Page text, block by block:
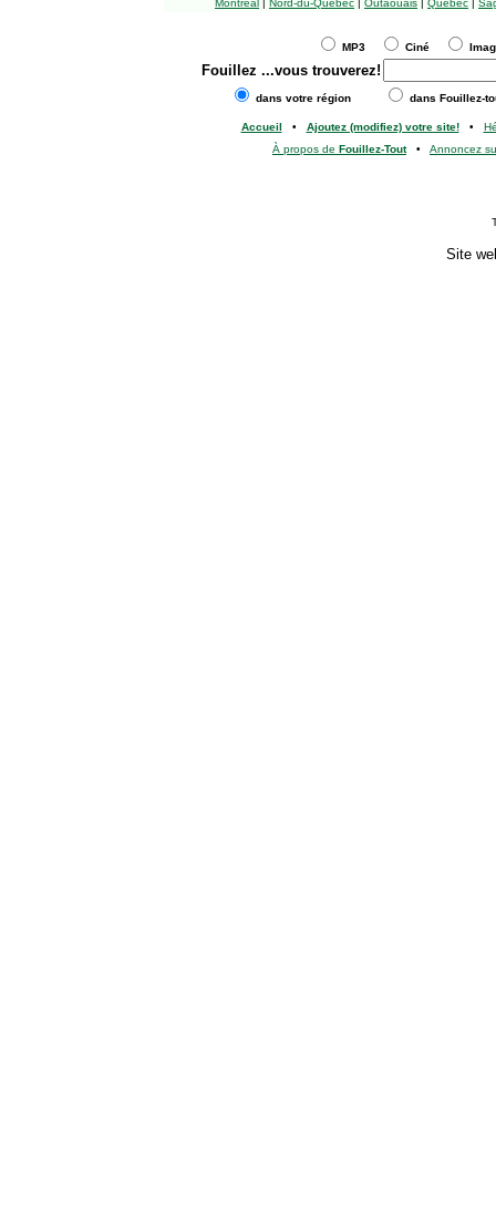
Montréal | Nord-du-Québec | Outaouais | Québec |
MP3 Ciné
Fouillez ...vous trouverez!
dans votre région dans Fouillez-
Accueil • Ajoutez (modifiez) votre site!•
À propos de Fouillez-Tout• Annoncez
Site